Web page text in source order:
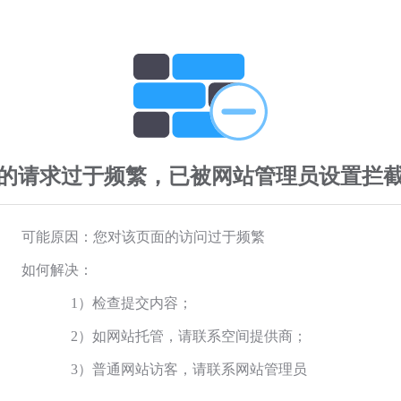
请求过于频繁，已被网站管理员设置拦
可能原因：您对该页面的访问过于频繁
如何解决：
1）检查提交内容；
2）如网站托管，请联系空间提供商；
3）普通网站访客，请联系网站管理员